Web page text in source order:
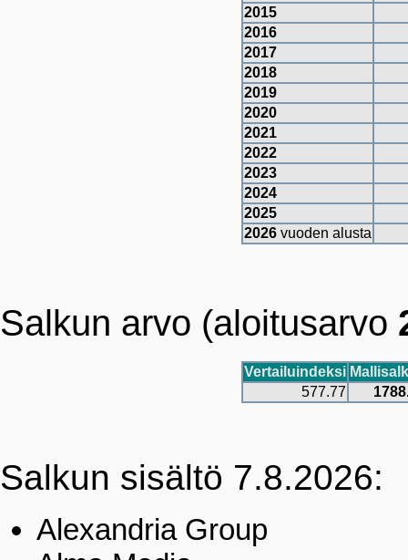
2015
2016
2017
2018
2019
2020
2021
2022
2023
2024
2025
2026 vuoden alusta
Salkun arvo (aloitusarvo
Vertailuindeksi
577.77
Salkun sisältö 7.8.2026:
Alexandria Group